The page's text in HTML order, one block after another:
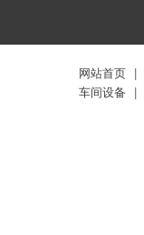
网站首页
车间设备